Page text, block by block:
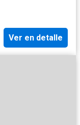
Ver en detalle